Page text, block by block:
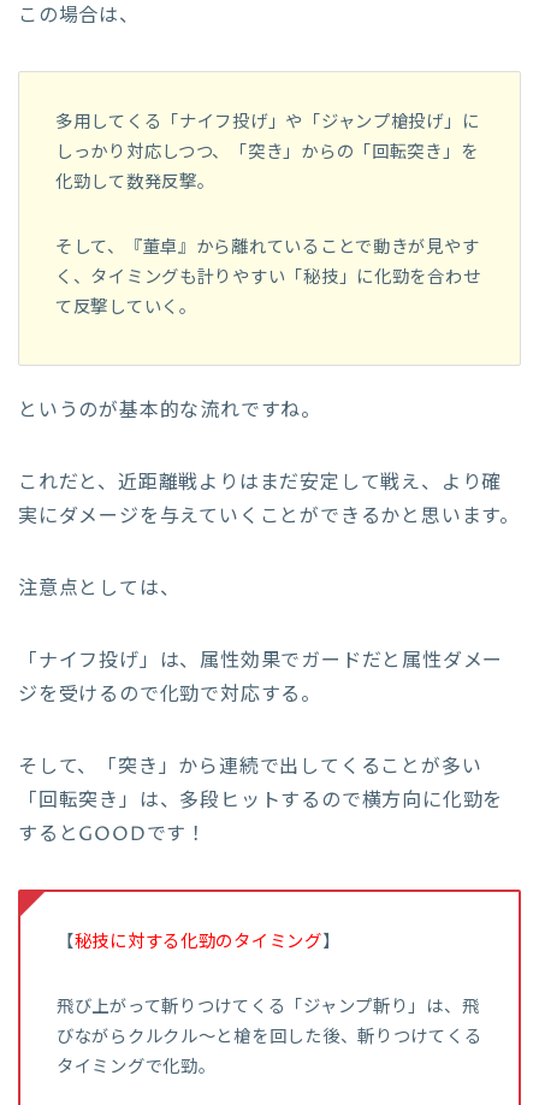
この場合は、
多用してくる「ナイフ投げ」や「ジャンプ槍投げ」に
しっかり対応しつつ、「突き」からの「回転突き」を
化勁して数発反撃。
そして、『董卓』から離れていることで動きが見やす
く、タイミングも計りやすい「秘技」に化勁を合わせ
て反撃していく。
というのが基本的な流れですね。
これだと、近距離戦よりはまだ安定して戦え、より確
実にダメージを与えていくことができるかと思います。
注意点としては、
「ナイフ投げ」は、属性効果でガードだと属性ダメー
ジを受けるので化勁で対応する。
そして、「突き」から連続で出してくることが多い
「回転突き」は、多段ヒットするので横方向に化勁を
するとGOODです！
【秘技に対する化勁のタイミング】
飛び上がって斬りつけてくる「ジャンプ斬り」は、飛
びながらクルクル～と槍を回した後、斬りつけてくる
タイミングで化勁。